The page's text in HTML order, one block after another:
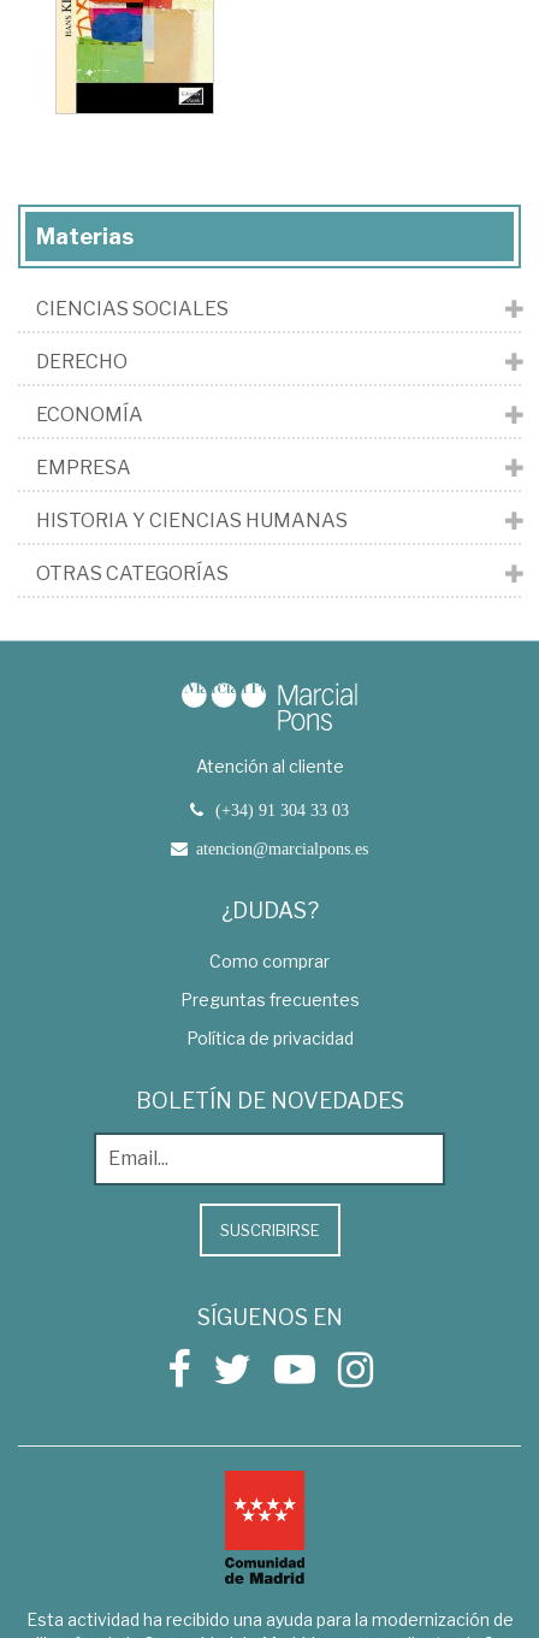
Materias
CIENCIAS SOCIALES
DERECHO
ECONOMÍA
EMPRESA
HISTORIA Y CIENCIAS HUMANAS
OTRAS CATEGORÍAS
Atención al cliente
(+34) 91 304 33 03
atencion@marcialpons.es
¿DUDAS?
Como comprar
Preguntas frecuentes
Política de privacidad
BOLETÍN DE NOVEDADES
SUSCRIBIRSE
SÍGUENOS EN
Esta actividad ha recibido una ayuda para la modernización de